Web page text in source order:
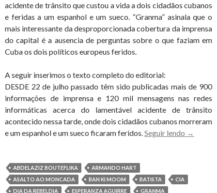
acidente de trânsito que custou a vida a dois cidadãos cubanos
e feridas a um espanhol e um sueco. “Granma” asinala que o
mais interessante da desproporcionada cobertura da imprensa
do capital é a ausencia de perguntas sobre o que faziam em
Cuba os dois políticos europeus feridos.
A seguir inserimos o texto completo do editorial:
DESDE 22 de julho passado têm sido publicadas mais de 900
informações de imprensa e 120 mil mensagens nas redes
informáticas acerca do lamentável acidente de trânsito
acontecido nessa tarde, onde dois cidadãos cubanos morreram
e um espanhol e um sueco ficaram feridos.Seguir lendo Granma
faziam
→
ABDELAZIZ BOUTEFLIKA
ARMANDO HART
ASALTO AO MONCADA
BAN KI MOOM BATISTA
CIA
DIA DA REBELDIA
ESPERANZA AGUIRRE
GRANMA